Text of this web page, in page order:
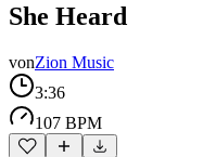
She Heard
vonZion Music
3:36
107 BPM